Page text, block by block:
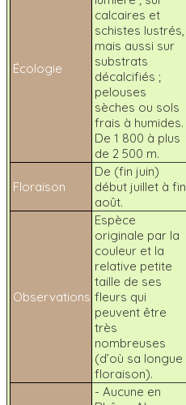
Écologie
calcaires et
schistes lustrés,
mais aussi sur
substrats
décalcifiés ;
pelouses
sèches ou sols
frais à humides.
De 1 800 à plus
de 2 500 m.
Floraison
De (fin juin)
début juillet à fin
août.
Observations
Espèce
originale par la
couleur et la
relative petite
taille de ses
fleurs qui
peuvent être
très
nombreuses
(d’où sa longue
floraison).
- Aucune en